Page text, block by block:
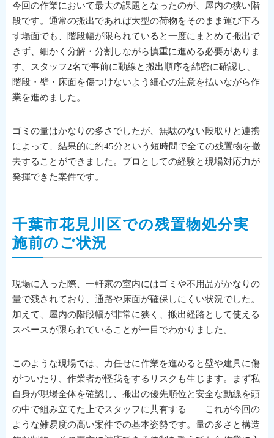
今回の作業において最大の課題となったのが、屋内の狭い階
段です。通常の搬出であれば大型の荷物をそのまま運び下ろ
す場面でも、階段幅が限られていると一度にまとめて搬出で
きず、細かく分解・分割しながら慎重に進める必要がありま
す。スタッフ2名で事前に動線と搬出順序を綿密に確認し、
階段・壁・床面を傷つけないよう細心の注意を払いながら作
業を進めました。
ゴミの量はかなりの多さでしたが、無駄のない段取りと連携
によって、結果的に約45分という短時間で全ての残置物を撤
去することができました。プロとしての経験と現場対応力が
発揮できた案件です。
千葉市花見川区での残置物処分実
施前のご状況
現場に入った際、一軒家の室内にはゴミや不用品がかなりの
量で残されており、通路や床面が確保しにくい状況でした。
加えて、屋内の階段幅が非常に狭く、搬出経路として使える
スペースが限られていることが一目でわかりました。
このような現場では、力任せに作業を進めると壁や建具に傷
がついたり、作業者が怪我をするリスクも生じます。まず私
自身が現場全体を確認し、搬出の優先順位と安全な動線を頭
の中で組み立てた上でスタッフに共有する——これが今回の
ような難易度の高い案件での基本姿勢です。量の多さと構造